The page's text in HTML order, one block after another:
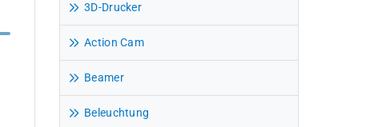
3D-Drucker
Action Cam
Beamer
Beleuchtung